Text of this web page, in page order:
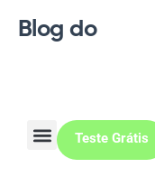
Blog do
Teste Grátis